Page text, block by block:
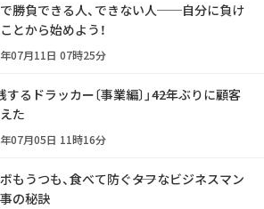
勝負できる人、できない人──自分に負け
とから始めよう！
07月11日 07時25分
するドラッカー〔事業編〕」――42年ぶりに顧客
た
07月05日 11時16分
もうつも、食べて防ぐ――タフなビジネスマン
の秘訣